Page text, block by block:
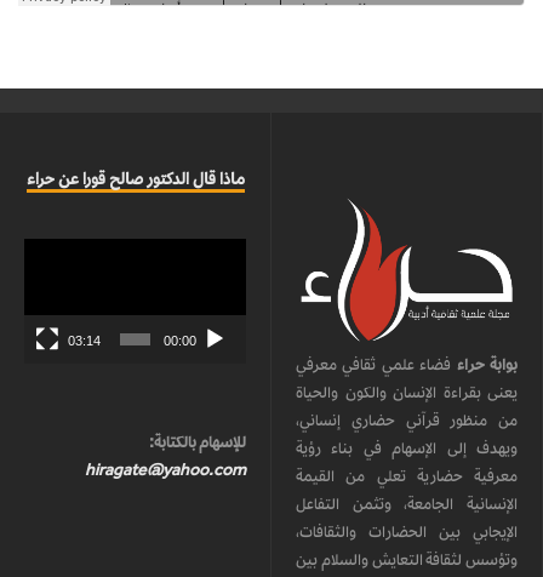
بوابة حراء فضاء علمي ثقافي معرفي
يعنى بقراءة الإنسان والكون والحياة
من منظور قرآني حضاري إنساني،
ويهدف إلى الإسهام في بناء رؤية
معرفية حضارية تعلي من القيمة
الإنسانية الجامعة، وتثمن التفاعل
الإيجابي بين الحضارات والثقافات،
وتؤسس لثقافة التعايش والسلام بين
ماذا قال الدكتور صالح قورا عن حراء
00:00
03:14
للإسهام بالكتابة:
hiragate@yahoo.com